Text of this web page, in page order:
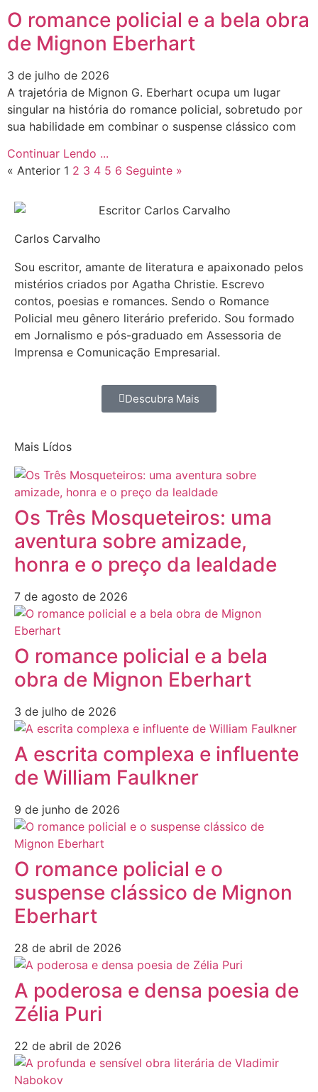
O romance policial e a bela obra
de Mignon Eberhart
3 de julho de 2026
A trajetória de Mignon G. Eberhart ocupa um lugar
singular na história do romance policial, sobretudo por
sua habilidade em combinar o suspense clássico com
Continuar Lendo ...
« Anterior 1 2 3 4 5 6 Seguinte »
Carlos Carvalho
Sou escritor, amante de literatura e apaixonado pelos
mistérios criados por Agatha Christie. Escrevo
contos, poesias e romances. Sendo o Romance
Policial meu gênero literário preferido. Sou formado
em Jornalismo e pós-graduado em Assessoria de
Imprensa e Comunicação Empresarial.
Descubra Mais
Mais Lídos
Os Três Mosqueteiros: uma
aventura sobre amizade,
honra e o preço da lealdade
7 de agosto de 2026
O romance policial e a bela
obra de Mignon Eberhart
3 de julho de 2026
A escrita complexa e influente
de William Faulkner
9 de junho de 2026
O romance policial e o
suspense clássico de Mignon
Eberhart
28 de abril de 2026
A poderosa e densa poesia de
Zélia Puri
22 de abril de 2026